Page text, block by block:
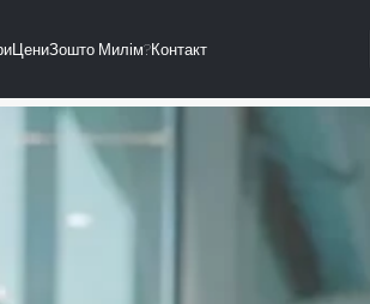
ЦениЗошто Милім?Контакт